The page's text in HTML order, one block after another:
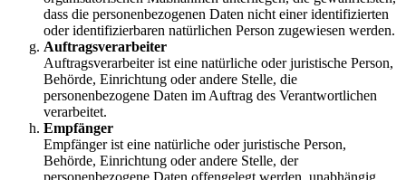
dass die personenbezogenen Daten nicht einer identifizierten
oder identifizierbaren natürlichen Person zugewiesen werden.
Auftragsverarbeiter
Auftragsverarbeiter ist eine natürliche oder juristische Person,
Behörde, Einrichtung oder andere Stelle, die
personenbezogene Daten im Auftrag des Verantwortlichen
verarbeitet.
Empfänger
Empfänger ist eine natürliche oder juristische Person,
Behörde, Einrichtung oder andere Stelle, der